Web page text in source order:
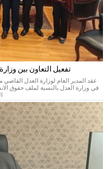
تفعيل التعاون بين
عقد المدير العام لوزارة العدل
في وزارة العدل بالنسبة لملف حقوق